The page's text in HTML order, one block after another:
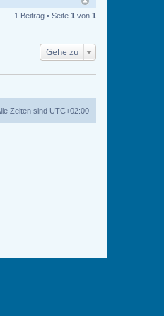
1 Beitrag • Seite 1 von 1
Gehe zu
Zeiten sind UTC+02:00